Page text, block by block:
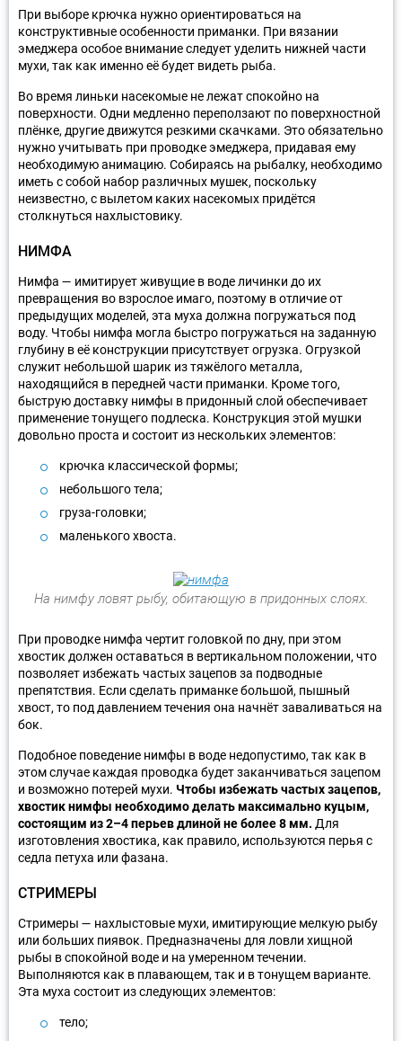
При выборе крючка нужно ориентироваться на
конструктивные особенности приманки. При вязании
эмеджера особое внимание следует уделить нижней части
мухи, так как именно её будет видеть рыба.
Во время линьки насекомые не лежат спокойно на
поверхности. Одни медленно переползают по поверхностной
плёнке, другие движутся резкими скачками. Это обязательно
нужно учитывать при проводке эмеджера, придавая ему
необходимую анимацию. Собираясь на рыбалку, необходимо
иметь с собой набор различных мушек, поскольку
неизвестно, с вылетом каких насекомых придётся
столкнуться нахлыстовику.
НИМФА
Нимфа — имитирует живущие в воде личинки до их
превращения во взрослое имаго, поэтому в отличие от
предыдущих моделей, эта муха должна погружаться под
воду. Чтобы нимфа могла быстро погружаться на заданную
глубину в её конструкции присутствует огрузка. Огрузкой
служит небольшой шарик из тяжёлого металла,
находящийся в передней части приманки. Кроме того,
быструю доставку нимфы в придонный слой обеспечивает
применение тонущего подлеска. Конструкция этой мушки
довольно проста и состоит из нескольких элементов:
крючка классической формы;
небольшого тела;
груза-головки;
маленького хвоста.
На нимфу ловят рыбу, обитающую в придонных слоях.
При проводке нимфа чертит головкой по дну, при этом
хвостик должен оставаться в вертикальном положении, что
позволяет избежать частых зацепов за подводные
препятствия. Если сделать приманке большой, пышный
хвост, то под давлением течения она начнёт заваливаться на
бок.
Подобное поведение нимфы в воде недопустимо, так как в
этом случае каждая проводка будет заканчиваться зацепом
и возможно потерей мухи. Чтобы избежать частых зацепов,
хвостик нимфы необходимо делать максимально куцым,
состоящим из 2–4 перьев длиной не более 8 мм. Для
изготовления хвостика, как правило, используются перья с
седла петуха или фазана.
СТРИМЕРЫ
Стримеры — нахлыстовые мухи, имитирующие мелкую рыбу
или больших пиявок. Предназначены для ловли хищной
рыбы в спокойной воде и на умеренном течении.
Выполняются как в плавающем, так и в тонущем варианте.
Эта муха состоит из следующих элементов:
тело;